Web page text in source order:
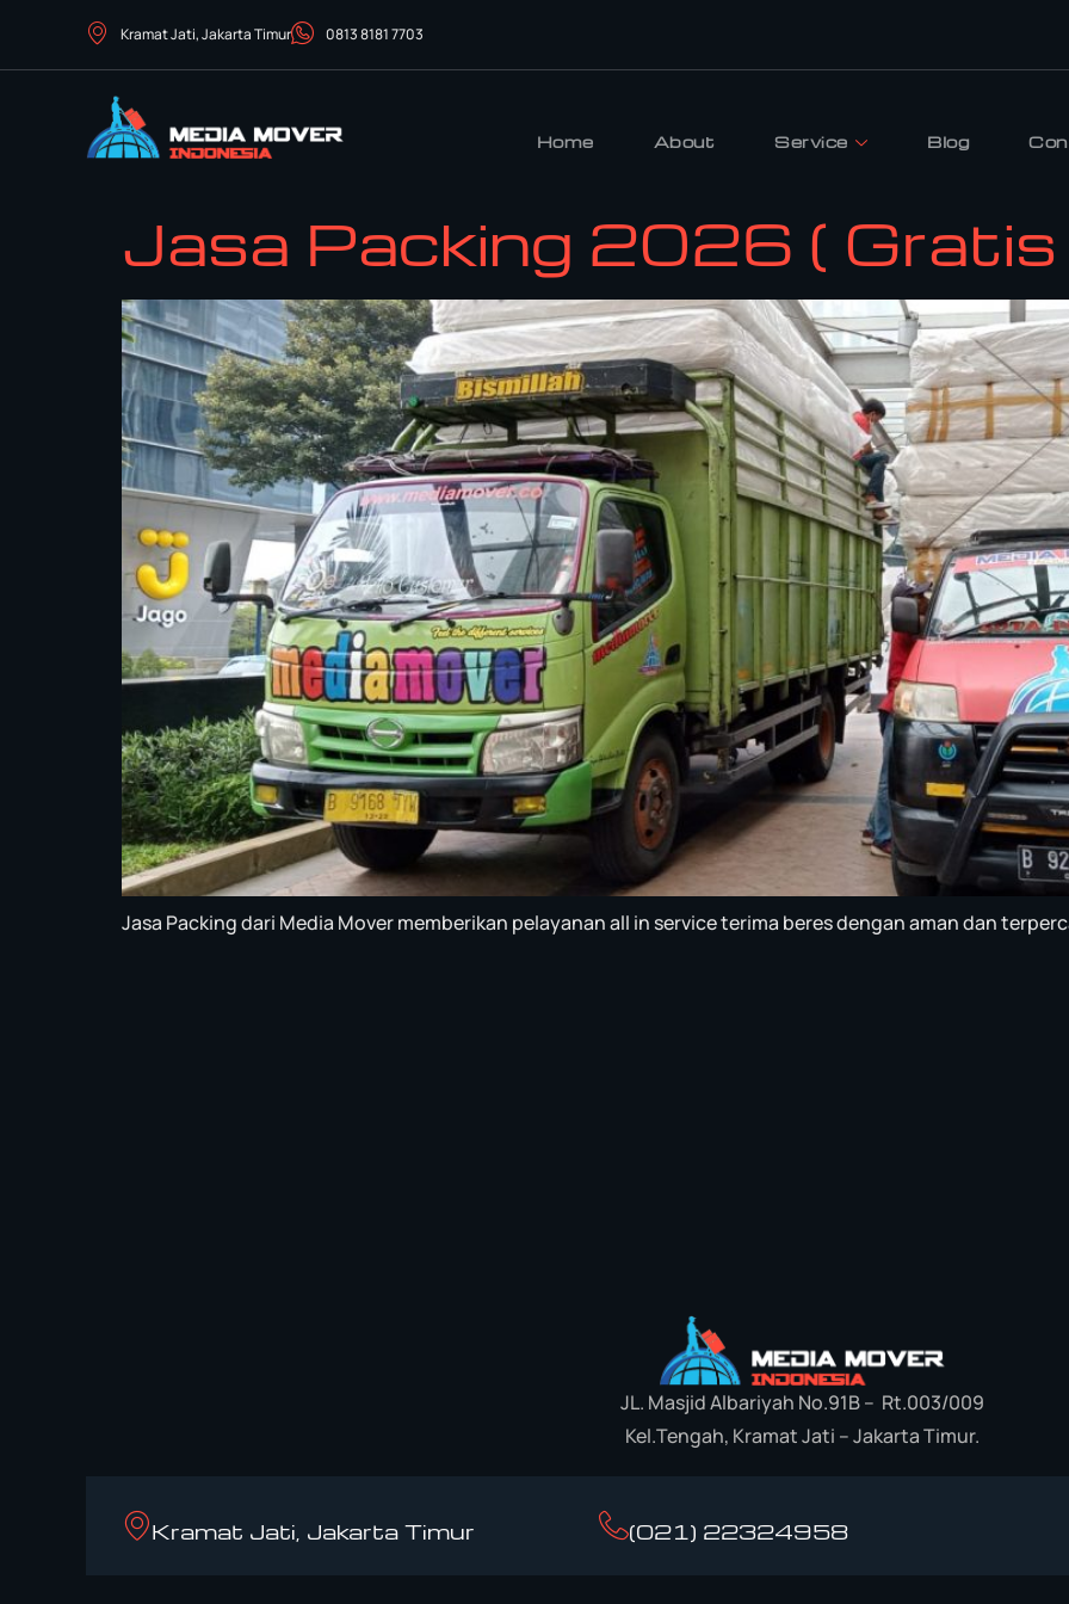
Kramat Jati, Jakarta Timur 0813 8181 7703
Home About Service Blog
Jasa Packing 2026 ( Gratis
Jasa Packing dari Media Mover memberikan pelayanan all in service terima beres dengan aman dan
JL. Masjid Albariyah No.91B – Rt.003/009
Kel.Tengah, Kramat Jati – Jakarta Timur.
Kramat Jati, Jakarta Timur (021) 22324958